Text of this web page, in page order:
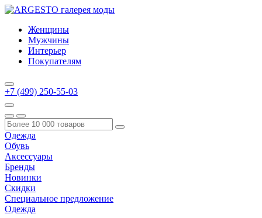
Женщины
Мужчины
Интерьер
Покупателям
+7 (499) 250-55-03
Одежда
Обувь
Аксессуары
Бренды
Новинки
Скидки
Специальное предложение
Одежда